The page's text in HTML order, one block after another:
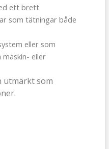
ett brett
som tätningar både
eller som
eller
utmärkt som